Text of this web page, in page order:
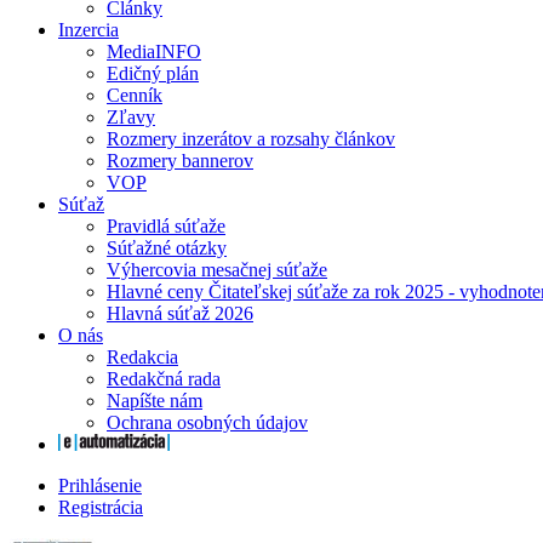
Články
Inzercia
MediaINFO
Edičný plán
Cenník
Zľavy
Rozmery inzerátov a rozsahy článkov
Rozmery bannerov
VOP
Súťaž
Pravidlá súťaže
Súťažné otázky
Výhercovia mesačnej súťaže
Hlavné ceny Čitateľskej súťaže za rok 2025 -
Hlavná súťaž 2026
O nás
Redakcia
Redakčná rada
Napíšte nám
Ochrana osobných údajov
Prihlásenie
Registrácia